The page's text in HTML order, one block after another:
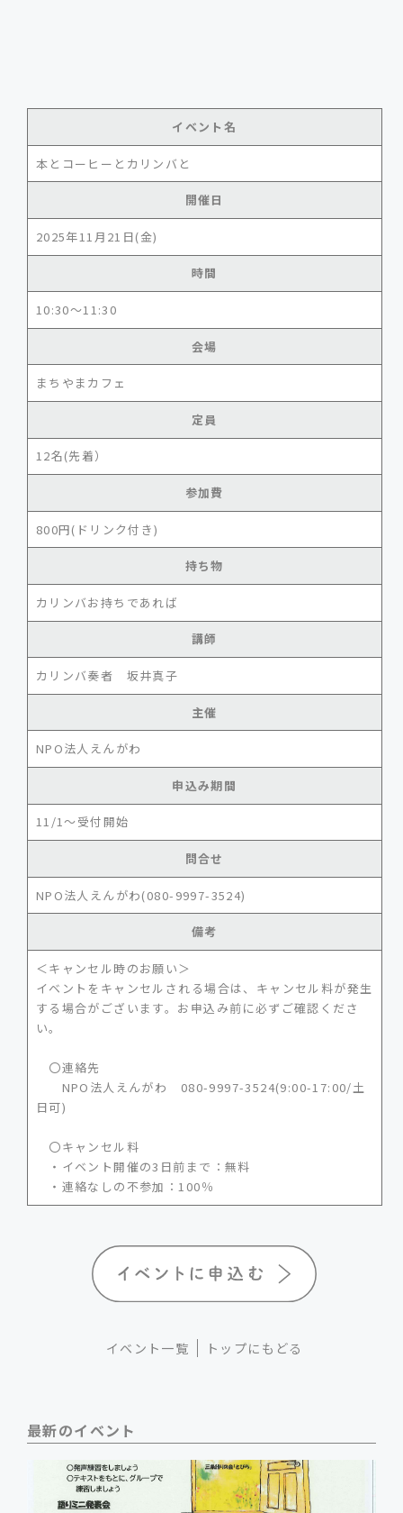
イベント名
本とコーヒーとカリンバと
開催日
2025年11月21日(金)
時間
10:30～11:30
会場
まちやまカフェ
定員
12名(先着）
参加費
800円(ドリンク付き)
持ち物
カリンバお持ちであれば
講師
カリンバ奏者 坂井真子
主催
NPO法人えんがわ
申込み期間
11/1～受付開始
問合せ
NPO法人えんがわ(080-9997-3524)
備考
＜キャンセル時のお願い＞
イベントをキャンセルされる場合は、キャンセル料が発生
する場合がございます。お申込み前に必ずご確認くださ
い。
〇連絡先
NPO法人えんがわ 080-9997-3524(9:00-17:00/土
日可)
〇キャンセル料
・イベント開催の3日前まで：無料
・連絡なしの不参加：100％
イベント一覧 トップにもどる
最新のイベント